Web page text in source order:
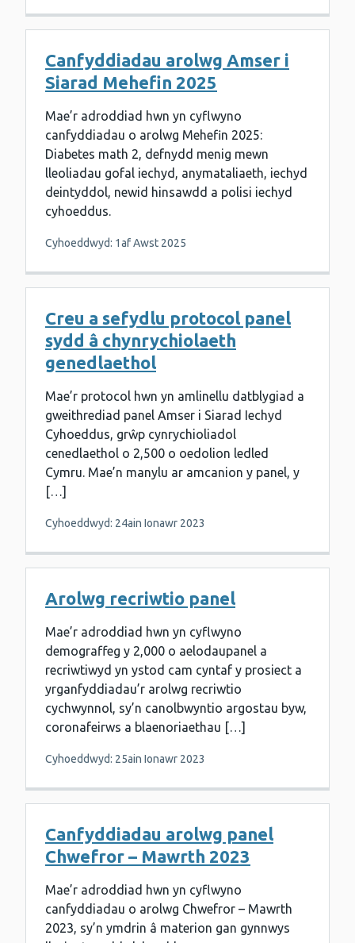
Canfyddiadau arolwg Amser i
Siarad Mehefin 2025
Mae’r adroddiad hwn yn cyflwyno
canfyddiadau o arolwg Mehefin 2025:
Diabetes math 2, defnydd menig mewn
lleoliadau gofal iechyd, anymataliaeth, iechyd
deintyddol, newid hinsawdd a polisi iechyd
cyhoeddus.
Cyhoeddwyd: 1af Awst 2025
Creu a sefydlu protocol panel
sydd â chynrychiolaeth
genedlaethol
Mae’r protocol hwn yn amlinellu datblygiad a
gweithrediad panel Amser i Siarad Iechyd
Cyhoeddus, grŵp cynrychioliadol
cenedlaethol o 2,500 o oedolion ledled
Cymru. Mae’n manylu ar amcanion y panel, y
[…]
Cyhoeddwyd: 24ain Ionawr 2023
Arolwg recriwtio panel
Mae’r adroddiad hwn yn cyflwyno
demograffeg y 2,000 o aelodaupanel a
recriwtiwyd yn ystod cam cyntaf y prosiect a
yrganfyddiadau’r arolwg recriwtio
cychwynnol, sy’n canolbwyntio argostau byw,
coronafeirws a blaenoriaethau […]
Cyhoeddwyd: 25ain Ionawr 2023
Canfyddiadau arolwg panel
Chwefror – Mawrth 2023
Mae’r adroddiad hwn yn cyflwyno
canfyddiadau o arolwg Chwefror – Mawrth
2023, sy’n ymdrin â materion gan gynnwys